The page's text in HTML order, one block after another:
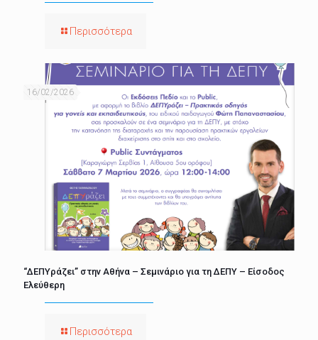
Περισσότερα
16/02/2026
“ΔΕΠΥράζει” στην Αθήνα – Σεμινάριο για τη ΔΕΠΥ – Είσοδος
Ελεύθερη
Περισσότερα